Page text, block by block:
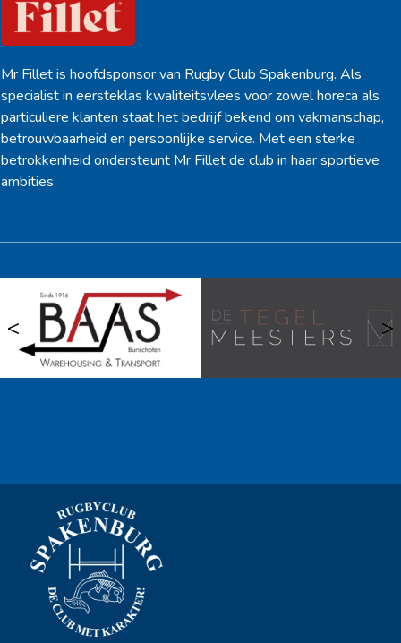
Mr Fillet is hoofdsponsor van Rugby Club Spakenburg. Als
specialist in eersteklas kwaliteitsvlees voor zowel horeca als
particuliere klanten staat het bedrijf bekend om vakmanschap,
betrouwbaarheid en persoonlijke service. Met een sterke
betrokkenheid ondersteunt Mr Fillet de club in haar sportieve
ambities.
< >